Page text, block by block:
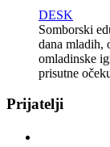
DESK
Somborski
dana mladih,
omladinske
prisutne
Prijatelji